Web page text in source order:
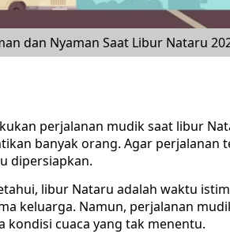
dan Nyaman Saat Libur Nataru
perjalanan mudik saat libur
banyak orang. Agar perjalanan
dipersiapkan.
libur Nataru adalah waktu
keluarga. Namun, perjalanan
kondisi cuaca yang tak menentu.